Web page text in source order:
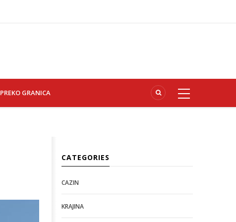
PREKO GRANICA
CATEGORIES
CAZIN
KRAJINA